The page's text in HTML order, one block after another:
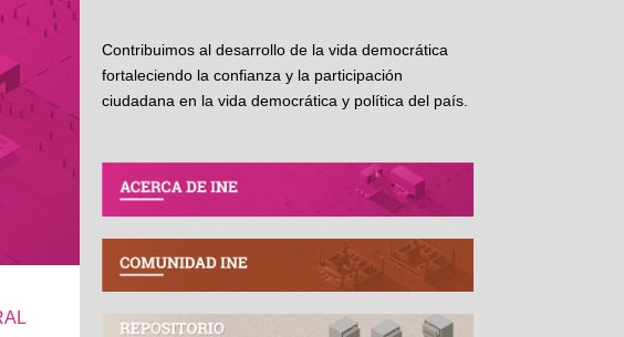
Contribuimos al desarrollo de la vida democrática
fortaleciendo la confianza y la participación
ciudadana en la vida democrática y política del país.